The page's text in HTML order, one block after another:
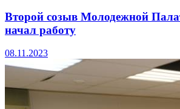
Второй созыв Молодежной
начал работу
08.11.2023